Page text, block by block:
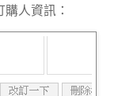
人資訊：